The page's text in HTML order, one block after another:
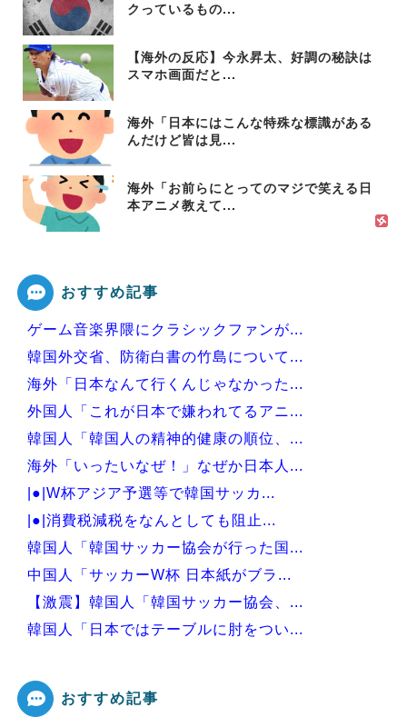
クっているもの...
【海外の反応】今永昇太、好調の秘訣は
スマホ画面だと...
海外「日本にはこんな特殊な標識がある
んだけど皆は見...
海外「お前らにとってのマジで笑える日
本アニメ教えて...
おすすめ記事
ゲーム音楽界隈にクラシックファンが...
韓国外交省、防衛白書の竹島について...
海外「日本なんて行くんじゃなかった...
外国人「これが日本で嫌われてるアニ...
韓国人「韓国人の精神的健康の順位、...
海外「いったいなぜ！」なぜか日本人...
|●|W杯アジア予選等で韓国サッカ...
|●|消費税減税をなんとしても阻止...
韓国人「韓国サッカー協会が行った国...
中国人「サッカーW杯 日本紙がブラ...
【激震】韓国人「韓国サッカー協会、...
韓国人「日本ではテーブルに肘をつい...
おすすめ記事